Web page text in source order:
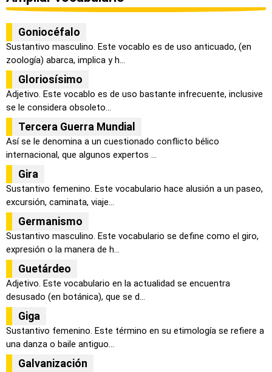
Goniocéfalo
Sustantivo masculino. Este vocablo es de uso anticuado, (en
zoología) abarca, implica y h...
Gloriosísimo
Adjetivo. Este vocablo es de uso bastante infrecuente, inclusive
se le considera obsoleto...
Tercera Guerra Mundial
Así se le denomina a un cuestionado conflicto bélico
internacional, que algunos expertos ...
Gira
Sustantivo femenino. Este vocabulario hace alusión a un paseo,
excursión, caminata, viaje...
Germanismo
Sustantivo masculino. Este vocabulario se define como el giro,
expresión o la manera de h...
Guetárdeo
Adjetivo. Este vocabulario en la actualidad se encuentra
desusado (en botánica), que se d...
Giga
Sustantivo femenino. Este término en su etimología se refiere a
una danza o baile antiguo...
Galvanización